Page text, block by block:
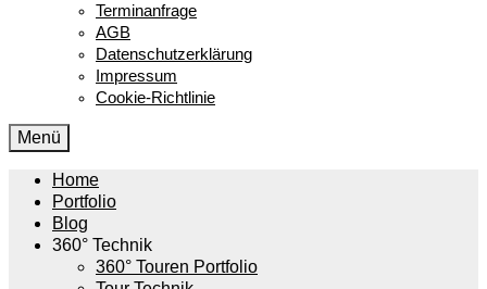
Terminanfrage
AGB
Datenschutzerklärung
Impressum
Cookie-Richtlinie
Menü
Home
Portfolio
Blog
360° Technik
360° Touren Portfolio